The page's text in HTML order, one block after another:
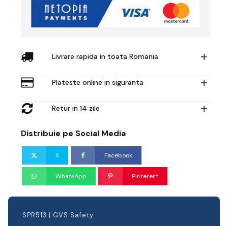
Livrare rapida in toata Romania
Plateste online in siguranta
Retur in 14 zile
Distribuie pe Social Media
X Facebook
WhatsApp Pinterest
SPR513 | GVS Safety